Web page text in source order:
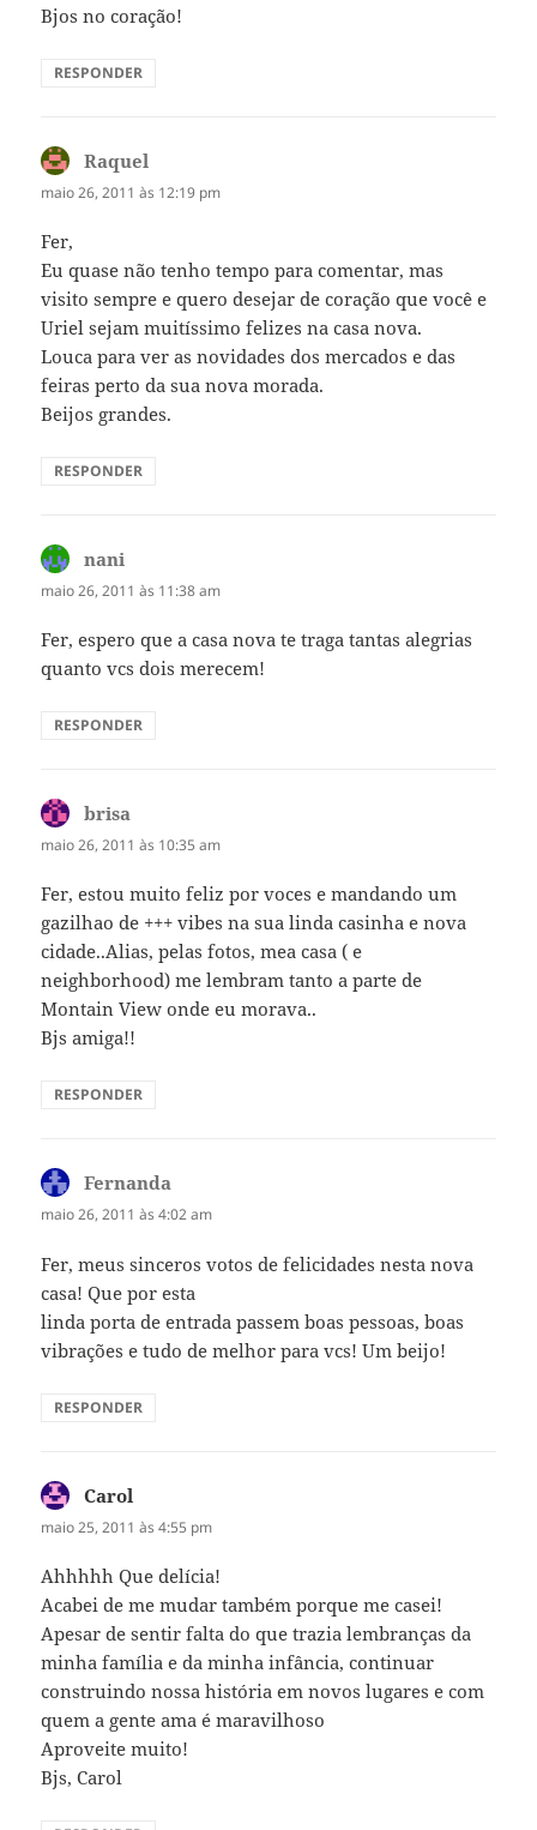
Bjos no coração!
RESPONDER
Raquel
maio 26, 2011 às 12:19 pm
Fer,
Eu quase não tenho tempo para comentar, mas
visito sempre e quero desejar de coração que você e
Uriel sejam muitíssimo felizes na casa nova.
Louca para ver as novidades dos mercados e das
feiras perto da sua nova morada.
Beijos grandes.
RESPONDER
nani
maio 26, 2011 às 11:38 am
Fer, espero que a casa nova te traga tantas alegrias
quanto vcs dois merecem!
RESPONDER
brisa
maio 26, 2011 às 10:35 am
Fer, estou muito feliz por voces e mandando um
gazilhao de +++ vibes na sua linda casinha e nova
cidade..Alias, pelas fotos, mea casa ( e
neighborhood) me lembram tanto a parte de
Montain View onde eu morava..
Bjs amiga!!
RESPONDER
Fernanda
maio 26, 2011 às 4:02 am
Fer, meus sinceros votos de felicidades nesta nova
casa! Que por esta
linda porta de entrada passem boas pessoas, boas
vibrações e tudo de melhor para vcs! Um beijo!
RESPONDER
Carol
maio 25, 2011 às 4:55 pm
Ahhhhh Que delícia!
Acabei de me mudar também porque me casei!
Apesar de sentir falta do que trazia lembranças da
minha família e da minha infância, continuar
construindo nossa história em novos lugares e com
quem a gente ama é maravilhoso
Aproveite muito!
Bjs, Carol